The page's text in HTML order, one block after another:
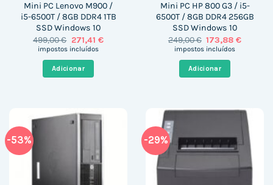
Mini PC Lenovo M900 /
i5-6500T / 8GB DDR4 1TB
SSD Windows 10
499,00€ O
preço
era:
499,00 €.
271,41 €O
impostos incluídos
Adicionar
Mini PC HP 800 G3 / i5-
6500T / 8GB DDR4 256GB
SSD Windows 10
249,00€ O
preço
era:
249,00 €.
173,88€O
impostos incluídos
Adicionar
-53% -29%